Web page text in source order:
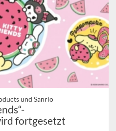
und Sanrio
fortgesetzt